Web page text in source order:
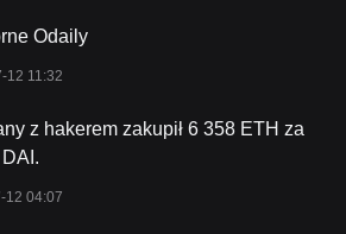
Odaily
12 11:32
z hakerem zakupił 6 358 ETH za
12 04:07